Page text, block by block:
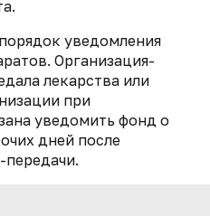
уведомления
Организация-
лекарства или
при
уведомить фонд о
дней после